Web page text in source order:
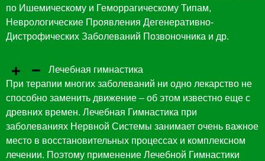
по Ишемическому и Геморрагическому Типам,
Неврологические Проявления Дегенеративно-
Дистрофических Заболеваний Позвоночника и др.
Лечебная гимнастика
При терапии многих заболеваний ни одно лекарство не
способно заменить движение – об этом известно еще с
древних времен. Лечебная Гимнастика при
заболеваниях Нервной Системы занимает очень важное
место в восстановительных процессах и комплексном
лечении. Поэтому применение Лечебной Гимнастики